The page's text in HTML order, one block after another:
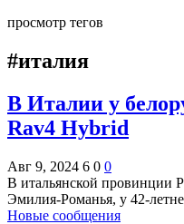
просмотр тегов
#италия
В Италии у
Rav4 Hybrid
Авг 9, 2024 6 0 0
В итальянской провинции
Эмилия-Романья, у 42-
Новые сообщения